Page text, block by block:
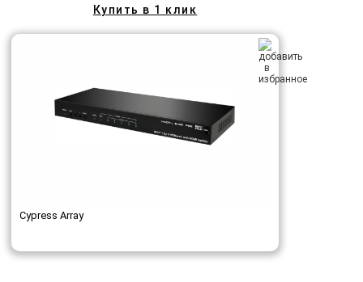
Купить в 1 клик
Cypress Array